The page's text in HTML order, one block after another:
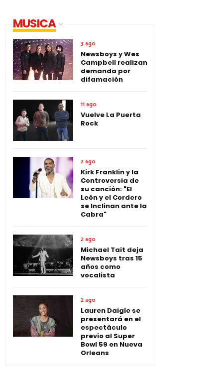
MUSICA
3 ago
Newsboys y Wes
Campbell realizan
demanda por
difamación
11 ago
Vuelve La Puerta
Rock
2 ago
Kirk Franklin y la
Controversia de
su canción: "El
León y el Cordero
se Inclinan ante la
Cabra"
2 ago
Michael Tait deja
Newsboys tras 15
años como
vocalista
2 ago
Lauren Daigle se
presentará en el
espectáculo
previo al Super
Bowl 59 en Nueva
Orleans